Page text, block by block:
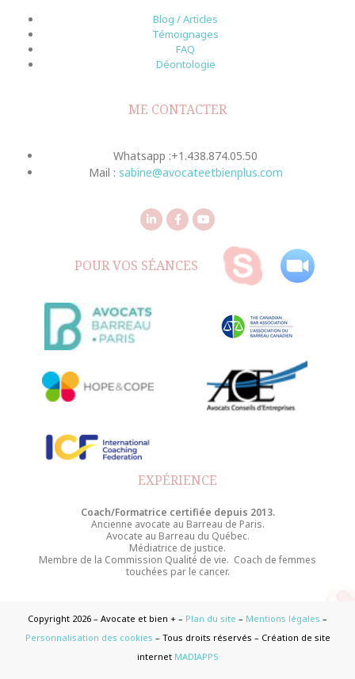
Blog / Articles
Témoignages
FAQ
Déontologie
ME CONTACTER
Whatsapp :+1.438.874.05.50
Mail : sabine@avocateetbienplus.com
POUR VOS SÉANCES
EXPÉRIENCE
Coach/Formatrice certifiée depuis 2013.
Ancienne avocate au Barreau de Paris.
Avocate au Barreau du Québec.
Médiatrice de justice.
Membre de la Commission Qualité de vie. Coach de femmes
touchées par le cancer.
Copyright 2026 – Avocate et bien + – Plan du site – Mentions légales –
Personnalisation des cookies – Tous droits réservés – Création de site
internet MADIAPPS